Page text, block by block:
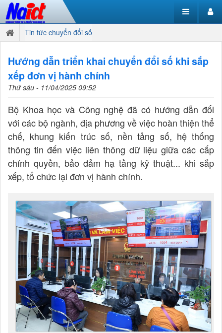
Tin tức chuyển đổi số
Hướng dẫn triển khai chuyển đổi số khi sắp
xếp đơn vị hành chính
Thứ sáu - 11/04/2025 09:52
Bộ Khoa học và Công nghệ đã có hướng dẫn đối
với các bộ ngành, địa phương về việc hoàn thiện thể
chế, khung kiến trúc số, nền tảng số, hệ thống
thông tin đến việc liên thông dữ liệu giữa các cấp
chính quyền, bảo đảm hạ tầng kỹ thuật... khi sắp
xếp, tổ chức lại đơn vị hành chính.